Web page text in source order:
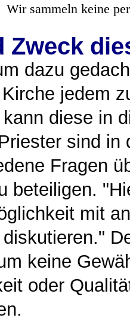
Wir sammeln keine
Zweck
dazu
jedem
diese in
sind in
Fragen
beteiligen.
mit
keine
oder